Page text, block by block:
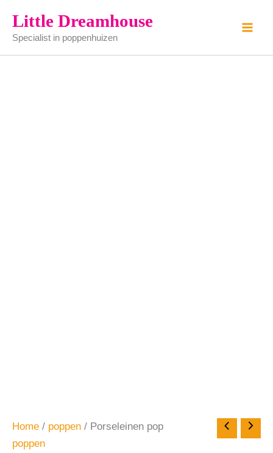
naar
inhoud
Little Dreamhouse
Specialist in poppenhuizen
Home / poppen / Porseleinen pop
poppen
pop
aantal